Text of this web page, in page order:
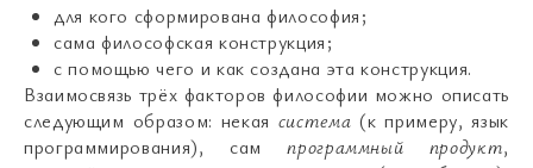
для кого сформирована философия;
сама философская конструкция;
с помощью чего и как создана эта конструкция.
Взаимосвязь трёх факторов философии можно описать
следующим образом: некая система (к примеру, язык
программирования), сампрограммный продукт,